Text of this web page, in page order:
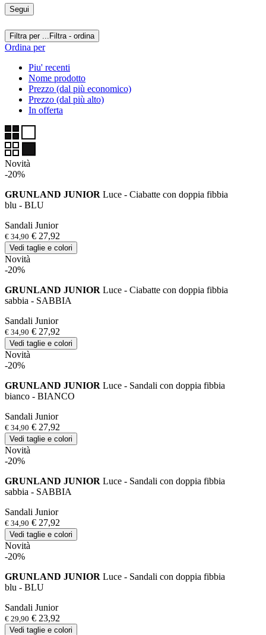
Segui
Filtra per ... Filtra - ordina
Ordina per
Piu' recenti
Nome prodotto
Prezzo (dal più economico)
Prezzo (dal più alto)
In offerta
Novità
-20%
GRUNLAND JUNIOR Luce - Ciabatte con doppia fibbia
blu - BLU
Sandali Junior
€ 34,90 € 27,92
Vedi taglie e colori
Novità
-20%
GRUNLAND JUNIOR Luce - Ciabatte con doppia fibbia
sabbia - SABBIA
Sandali Junior
€ 34,90 € 27,92
Vedi taglie e colori
Novità
-20%
GRUNLAND JUNIOR Luce - Sandali con doppia fibbia
bianco - BIANCO
Sandali Junior
€ 34,90 € 27,92
Vedi taglie e colori
Novità
-20%
GRUNLAND JUNIOR Luce - Sandali con doppia fibbia
sabbia - SABBIA
Sandali Junior
€ 34,90 € 27,92
Vedi taglie e colori
Novità
-20%
GRUNLAND JUNIOR Luce - Sandali con doppia fibbia
blu - BLU
Sandali Junior
€ 29,90 € 23,92
Vedi taglie e colori